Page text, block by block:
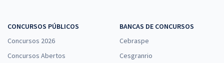
CONCURSOS PÚBLICOS
Concursos 2026
Concursos Abertos
BANCAS DE CONCURSOS
Cebraspe
Cesgranrio